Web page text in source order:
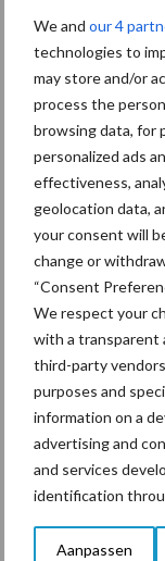
We and our 4
technologies to
may store and/or
process the
browsing data, for
personalized ads
effectiveness,
geolocation data,
your consent will
change or
“Consent
We respect your
with a transparent
third-party
purposes and
information on a
advertising and
and services
identification
Aanpassen